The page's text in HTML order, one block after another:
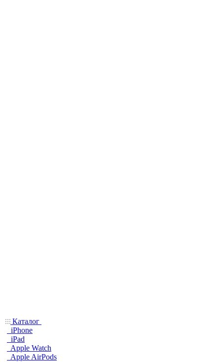
Каталог
iPhone
iPad
Apple Watch
Apple AirPods